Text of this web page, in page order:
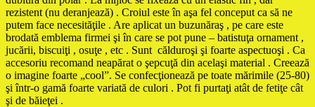
rezistent (nu deranjează) . Croiul este în aşa fel conceput ca să ne
putem face necesităţile . Are aplicat un buzunăraş , pe care este
brodată emblema firmei şi în care se pot pune – batistuţa ornament ,
jucării, biscuiţi , osuţe , etc . Sunt călduroşi şi foarte aspectuoşi . Ca
accesoriu recomand neapărat o şepcuţă din acelaşi material . Creează
o imagine foarte „cool”. Se confecţionează pe toate mărimile (25-80)
şi într-o gamă foarte variată de culori . Pot fi purtaţi atât de fetiţe cât
şi de băieţei .